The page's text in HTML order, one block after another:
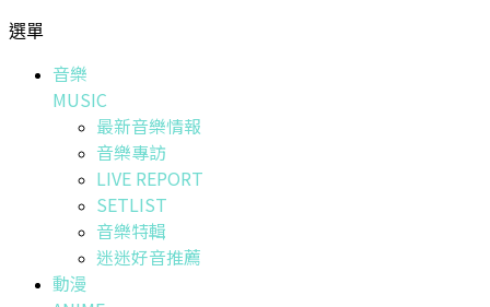
選單
音樂
MUSIC
最新音樂情報
音樂專訪
LIVE REPORT
SETLIST
音樂特輯
迷迷好音推薦
動漫